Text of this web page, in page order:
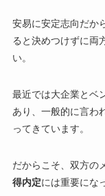
安易に安定志向だか
ると決めつけずに両
い。
最近では大企業とベ
あり、一般的に言わ
ってきています。
だからこそ、双方の
得内定には重要にな